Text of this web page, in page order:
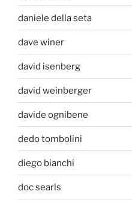
daniele della seta
dave winer
david isenberg
david weinberger
davide ognibene
dedo tombolini
diego bianchi
doc searls